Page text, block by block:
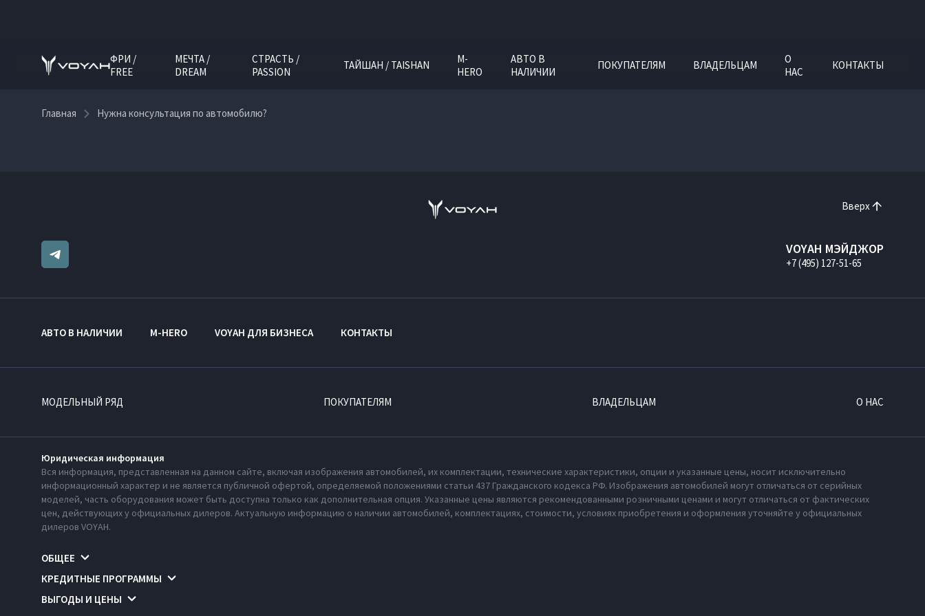
ФРИ /
FREE
МЕЧТА /
DREAM
СТРАСТЬ /
PASSION
ТАЙШАН / TAISHAN
M-
HERO
АВТО В
НАЛИЧИИ
ПОКУПАТЕЛЯМ ВЛАДЕЛЬЦАМ
О
НАС
КОНТАКТЫ
Главная Нужна консультация по автомобилю?
Вверх
VOYAH МЭЙДЖОР
+7 (495) 127-51-65
АВТО В НАЛИЧИИ M-HERO VOYAH ДЛЯ БИЗНЕСА КОНТАКТЫ
МОДЕЛЬНЫЙ РЯД ПОКУПАТЕЛЯМ ВЛАДЕЛЬЦАМ О НАС
Юридическая информация
Вся информация, представленная на данном сайте, включая изображения автомобилей, их комплектации, технические характеристики, опции и указанные цены, носит исключительно
информационный характер и не является публичной офертой, определяемой положениями статьи 437 Гражданского кодекса РФ. Изображения автомобилей могут отличаться от серийных
моделей, часть оборудования может быть доступна только как дополнительная опция. Указанные цены являются рекомендованными розничными ценами и могут отличаться от фактических
цен, действующих у официальных дилеров. Актуальную информацию о наличии автомобилей, комплектациях, стоимости, условиях приобретения и оформления уточняйте у официальных
дилеров VOYAH.
ОБЩЕЕ
КРЕДИТНЫЕ ПРОГРАММЫ
ВЫГОДЫ И ЦЕНЫ